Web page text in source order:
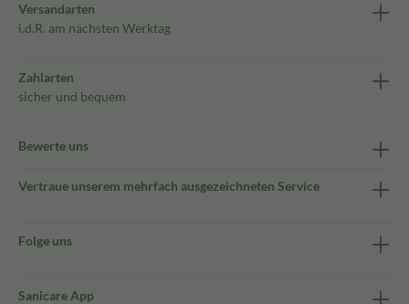
Versandarten
i.d.R. am nächsten Werktag
Zahlarten
sicher und bequem
Bewerte uns
Vertraue unserem mehrfach ausgezeichneten Service
Folge uns
Sanicare App